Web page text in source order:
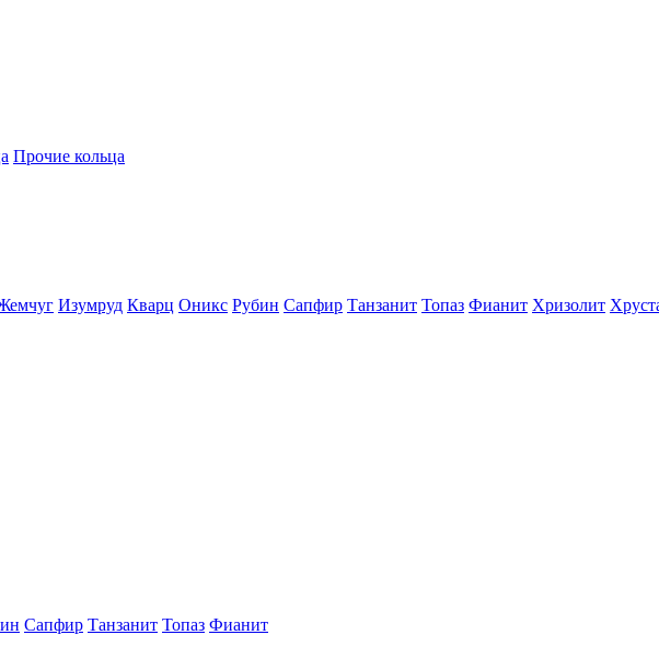
Прочие кольца
Изумруд Кварц Оникс Рубин Сапфир Танзанит Топаз Фианит Хризолит
Сапфир Танзанит Топаз Фианит